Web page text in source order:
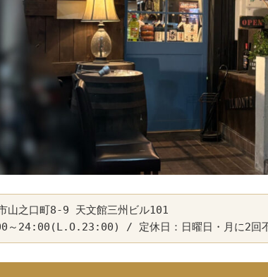
山之口町8-9 天文館三州ビル101
～24:00(L.O.23:00) / 定休日：日曜日・月に2回